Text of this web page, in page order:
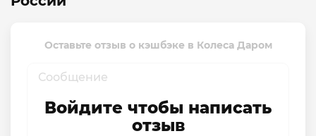
Оставьте отзыв о кэшбэке в Колеса Даром
Войдите чтобы написать
отзыв